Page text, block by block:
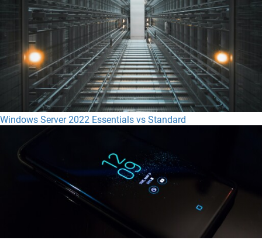
Windows Server 2022 Essentials vs Standard